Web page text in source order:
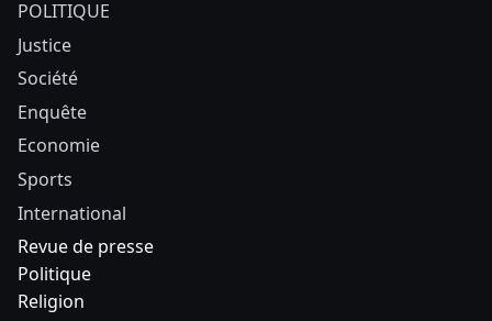
POLITIQUE
Justice
Société
Enquête
Economie
Sports
International
Revue de presse
Politique
Religion